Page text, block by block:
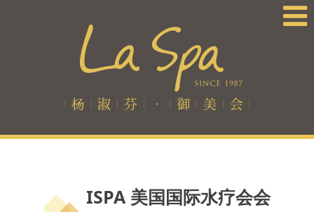
ISPA 美国国际水疗会会